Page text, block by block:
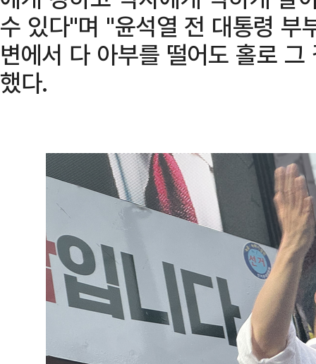
수 있다"며 "윤석열 전 대통령 부
변에서 다 아부를 떨어도 홀로
했다.